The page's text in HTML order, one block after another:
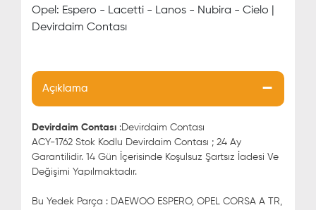
Opel: Espero - Lacetti - Lanos - Nubira - Cielo |
Devirdaim Contası
Açıklama
Devirdaim Contası :Devirdaim Contası
ACY-1762 Stok Kodlu Devirdaim Contası ; 24 Ay
Garantilidir. 14 Gün İçerisinde Koşulsuz Şartsız İadesi Ve
Değişimi Yapılmaktadır.
Bu Yedek Parça : DAEWOO ESPERO, OPEL CORSA A TR,